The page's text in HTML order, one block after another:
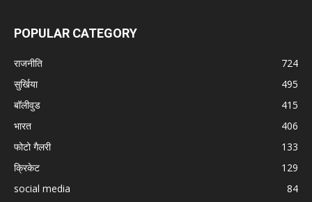
POPULAR CATEGORY
राजनीति
724
सुर्खिया
495
बॉलीवुड
415
भारत
406
फोटो गैलरी
133
क्रिकेट
129
social media
84